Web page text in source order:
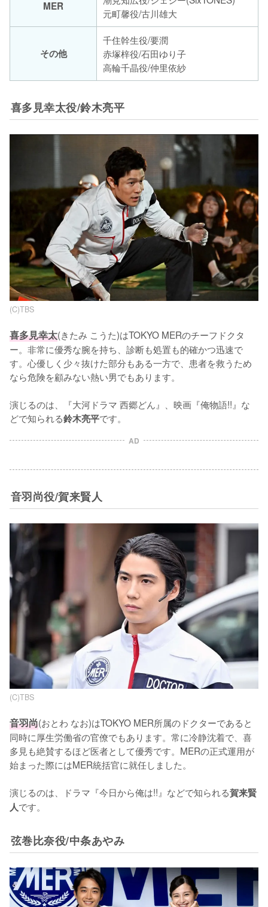
MER
元町馨役/古川雄大
その他
千住幹生役/要潤
赤塚梓役/石田ゆり子
高輪千晶役/仲里依紗
喜多見幸太役/鈴木亮平
(C)TBS
喜多見幸太(きたみ こうた)はTOKYO MERのチーフドクタ
ー。非常に優秀な腕を持ち、診断も処置も的確かつ迅速で
す。心優しく少々抜けた部分もある一方で、患者を救うため
なら危険を顧みない熱い男でもあります。
演じるのは、『大河ドラマ 西郷どん』、映画『俺物語!!』な
どで知られる鈴木亮平です。
AD
音羽尚役/賀来賢人
(C)TBS
音羽尚(おとわ なお)はTOKYO MER所属のドクターであると
同時に厚生労働省の官僚でもあります。常に冷静沈着で、喜
多見も絶賛するほど医者として優秀です。MERの正式運用が
始まった際にはMER統括官に就任しました。
演じるのは、ドラマ『今日から俺は!!』などで知られる賀来賢
人です。
弦巻比奈役/中条あやみ